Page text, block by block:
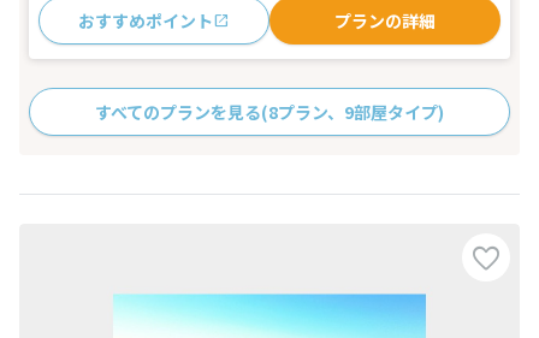
おすすめポイント プランの詳細
すべてのプランを見る(8プラン、9部屋タイプ)